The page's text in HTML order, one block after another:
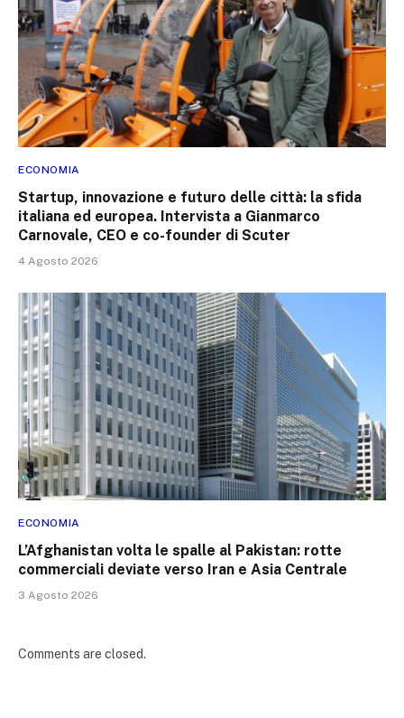
ECONOMIA
Startup, innovazione e futuro delle città: la sfida
italiana ed europea. Intervista a Gianmarco
Carnovale, CEO e co-founder di Scuter
4 Agosto 2026
ECONOMIA
L’Afghanistan volta le spalle al Pakistan: rotte
commerciali deviate verso Iran e Asia Centrale
3 Agosto 2026
Comments are closed.